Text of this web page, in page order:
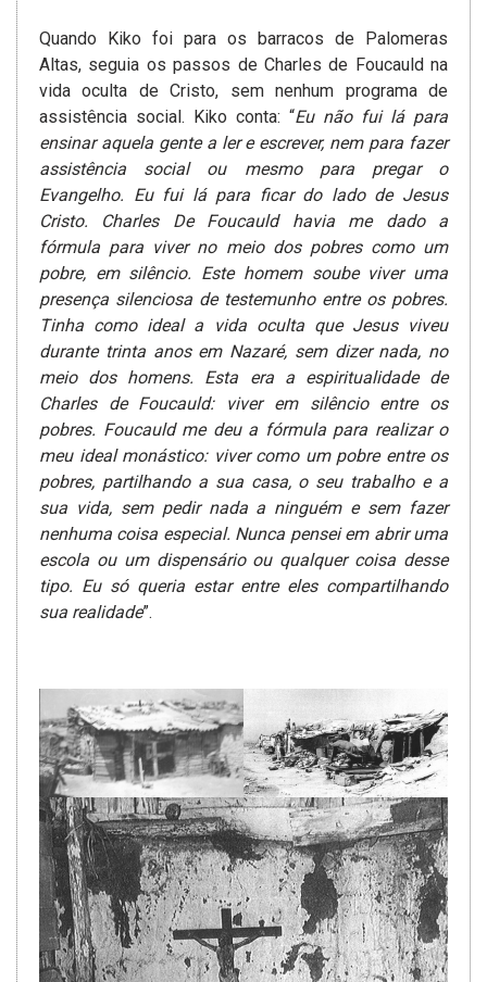
Quando Kiko foi para os barracos de Palomeras
Altas, seguia os passos de Charles de Foucauld na
vida oculta de Cristo, sem nenhum programa de
assistência social. Kiko conta: “Eu não fui lá para
ensinar aquela gente a ler e escrever, nem para fazer
assistência social ou mesmo para pregar o
Evangelho. Eu fui lá para ficar do lado de Jesus
Cristo. Charles De Foucauld havia me dado a
fórmula para viver no meio dos pobres como um
pobre, em silêncio. Este homem soube viver uma
presença silenciosa de testemunho entre os pobres.
Tinha como ideal a vida oculta que Jesus viveu
durante trinta anos em Nazaré, sem dizer nada, no
meio dos homens. Esta era a espiritualidade de
Charles de Foucauld: viver em silêncio entre os
pobres. Foucauld me deu a fórmula para realizar o
meu ideal monástico: viver como um pobre entre os
pobres, partilhando a sua casa, o seu trabalho e a
sua vida, sem pedir nada a ninguém e sem fazer
nenhuma coisa especial. Nunca pensei em abrir uma
escola ou um dispensário ou qualquer coisa desse
tipo. Eu só queria estar entre eles compartilhando
sua realidade”.